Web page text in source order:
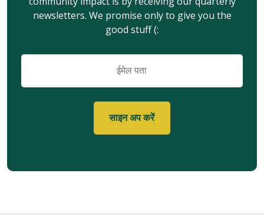
newsletters. We promise only to give you the
good stuff (: